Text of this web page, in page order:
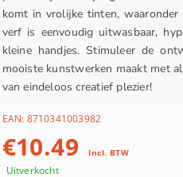
komt in vrolijke tinten,
verf is eenvoudig uitwasbaar,
kleine handjes. Stimuleer de
mooiste kunstwerken maakt met
van eindeloos creatief plezier!
EAN: 8710341003982
€10.49 Incl. BTW
Uitverkocht